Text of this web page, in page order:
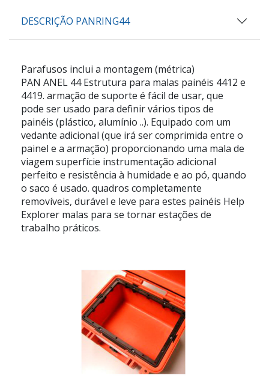
DESCRIÇÃO PANRING44
Parafusos inclui a montagem (métrica)
PAN ANEL 44 Estrutura para malas painéis 4412 e
4419. armação de suporte é fácil de usar, que
pode ser usado para definir vários tipos de
painéis (plástico, alumínio ..). Equipado com um
vedante adicional (que irá ser comprimida entre o
painel e a armação) proporcionando uma mala de
viagem superfície instrumentação adicional
perfeito e resistência à humidade e ao pó, quando
o saco é usado. quadros completamente
removíveis, durável e leve para estes painéis Help
Explorer malas para se tornar estações de
trabalho práticos.